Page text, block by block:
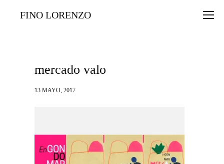
FINO LORENZO
mercado valo
13 MAYO, 2017